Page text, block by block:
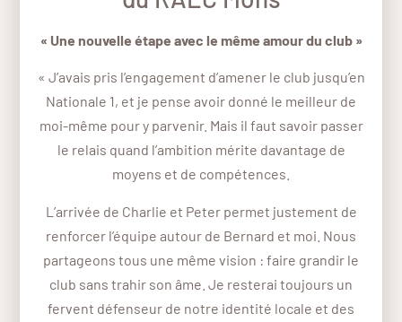
« Une nouvelle étape avec le même amour du club »
« J’avais pris l’engagement d’amener le club jusqu’en
Nationale 1, et je pense avoir donné le meilleur de
moi-même pour y parvenir. Mais il faut savoir passer
le relais quand l’ambition mérite davantage de
moyens et de compétences.
L’arrivée de Charlie et Peter permet justement de
renforcer l’équipe autour de Bernard et moi. Nous
partageons tous une même vision : faire grandir le
club sans trahir son âme. Je resterai toujours un
fervent défenseur de notre identité locale et des